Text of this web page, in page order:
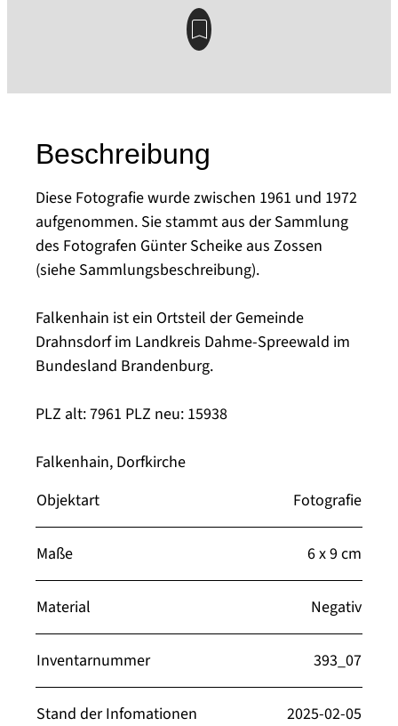
Beschreibung
Diese Fotografie wurde zwischen 1961 und 1972
aufgenommen. Sie stammt aus der Sammlung
des Fotografen Günter Scheike aus Zossen
(siehe Sammlungsbeschreibung).
Falkenhain ist ein Ortsteil der Gemeinde
Drahnsdorf im Landkreis Dahme-Spreewald im
Bundesland Brandenburg.
PLZ alt: 7961 PLZ neu: 15938
Falkenhain, Dorfkirche
Objektart
Fotografie
Maße 6 x 9 cm
Material Negativ
Inventarnummer 393_07
Stand der Infomationen
2025-02-05